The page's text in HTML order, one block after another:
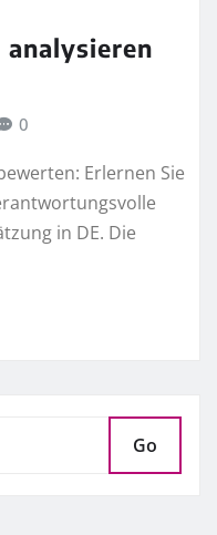
0
Erlernen Sie
in DE. Die
Go